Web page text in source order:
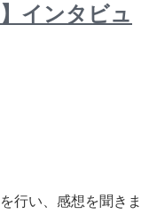
インタビュ
行い、感想を聞きま